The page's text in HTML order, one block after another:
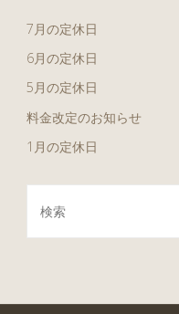
7月の定休日
6月の定休日
5月の定休日
料金改定のお知らせ
1月の定休日